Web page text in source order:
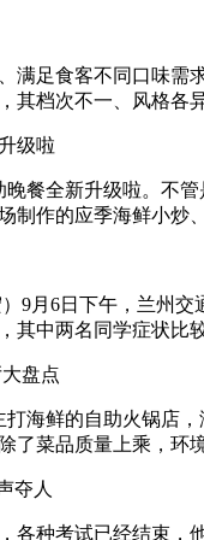
满足食客不同口味
其档次不一、风格各
级啦
晚餐全新升级啦。
制作的应季海鲜小炒
9月6日下午，兰州
其中两名同学症状比
盘点
海鲜的自助火锅店
了菜品质量上乘，环
夺人
各种考试已经结束